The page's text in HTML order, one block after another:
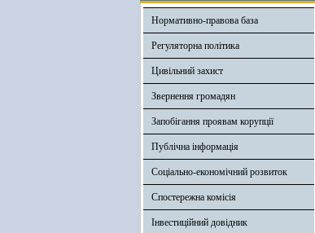
Нормативно-правова база
Регуляторна політика
Цивільний захист
Звернення громадян
Запобігання проявам корупції
Публічна інформація
Соціально-економічний розвиток
Спостережна комісія
Інвестиційний довідник